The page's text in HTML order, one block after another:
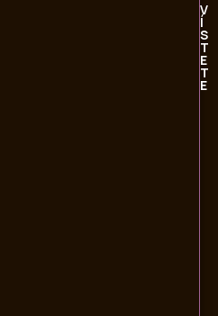
V
Í
S
T
E
T
E